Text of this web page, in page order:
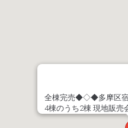
全棟完売◆◇◆多摩区宿
4棟のうち2棟 現地販